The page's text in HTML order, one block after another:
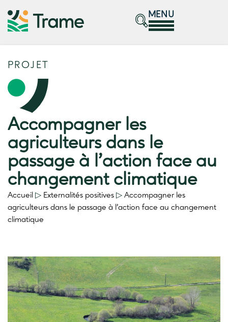
MENU
PROJET
Accompagner les
agriculteurs dans le
passage à l’action face au
changement climatique
Accueil ▷ Externalités positives ▷ Accompagner les
agriculteurs dans le passage à l’action face au changement
climatique